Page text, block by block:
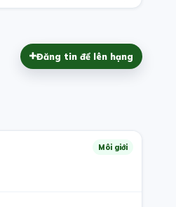
Đăng tin để lên hạng
Môi giới